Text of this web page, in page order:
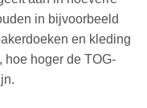
in bijvoorbeeld
en kleding
hoe hoger de TOG-